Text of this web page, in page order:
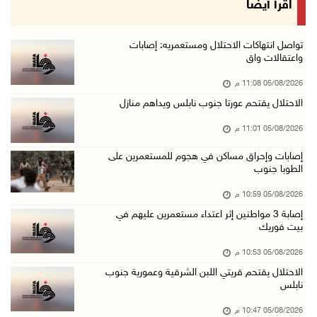
باسم الرئيس: وزير الداخلية يمنح العميد جيسون ...
الاحتلال يقتحم كفر مالك ودير جرير ومستعمرون ي ...
"التربية" تخرج الفوج الأول من مدربي المعلمين ...
05/آب/2026 06:44 م
عبد السلام السيد يفوز بترشيح الديمقراطيين لمج ...
05/آب/2026 06:43 م
الهلال الأحمر: 8 إصابات إثر اعتداء الاحتلال ...
مخطط استعماري جديد في "جيلو" يهدد بعزل القدس ...
05/آب/2026 06:10 م
الاحتلال ينصب حاجزًا عسكريًا على مدخل بلدة دي ...
اقرأ أيضا
تواصل انتهاكات الاحتلال ومستعمريه: إصابات
واعتقالات واق
05/08/2026 11:08 م
الاحتلال يقتحم عورتا جنوب نابلس ويداهم منازل
05/08/2026 11:01 م
إصابات وإحراق مساكن في هجوم للمستعمرين على
الطوبا جنوب
05/08/2026 10:59 م
إصابة 3 مواطنين إثر اعتداء مستعمرين عليهم في
بيت فوريك
05/08/2026 10:53 م
الاحتلال يقتحم قريتي اللبن الشرقية وعمورية جنوب
نابلس
05/08/2026 10:47 م